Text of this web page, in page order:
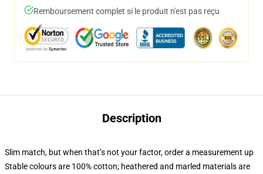
Remboursement complet si le produit n'est pas reçu
Description
Slim match, but when that’s not your factor, order a measurement up
Stable colours are 100% cotton; heathered and marled materials are